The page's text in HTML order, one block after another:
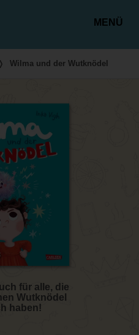
MENÜ
❭ Wilma und der Wutknödel
für alle, die
Wutknödel
haben!